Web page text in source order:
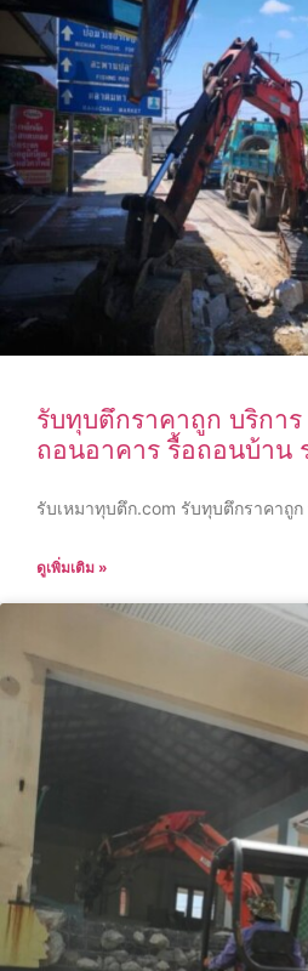
รับทุบตึกราคาถูก บริกา
ถอนอาคาร รื้อถอนบ้าน
รับเหมาทุบตึก.com รับทุบตึกราคาถูก
ดูเพิ่มเติม »